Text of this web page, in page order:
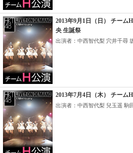
2013年9月1日（日） チーム
央 生誕祭
出演者：中西智代梨 穴井千尋
2013年7月4日（木） チーム
出演者：中西智代梨 兒玉遥 駒